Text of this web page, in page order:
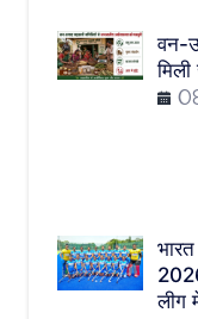
वन-
लीग